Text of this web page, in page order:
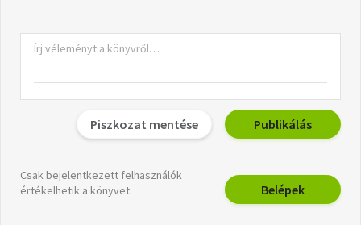
Piszkozat mentése Publikálás
Csak bejelentkezett felhasználók
értékelhetik a könyvet.
Belépek